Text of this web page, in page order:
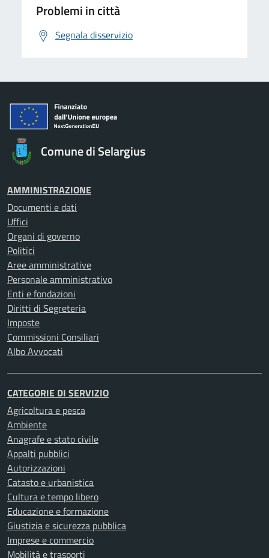
Problemi in città
Segnala disservizio
Comune di Selargius
AMMINISTRAZIONE
Documenti e dati
Uffici
Organi di governo
Politici
Aree amministrative
Personale amministrativo
Enti e fondazioni
Diritti di Segreteria
Imposte
Commissioni Consiliari
Albo Avvocati
CATEGORIE DI SERVIZIO
Agricoltura e pesca
Ambiente
Anagrafe e stato civile
Appalti pubblici
Autorizzazioni
Catasto e urbanistica
Cultura e tempo libero
Educazione e formazione
Giustizia e sicurezza pubblica
Imprese e commercio
Mobilità e trasporti